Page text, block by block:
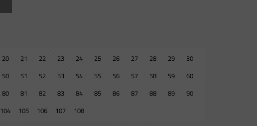
20 21 22 23 24 25 26 27 28 29
30
50 51 52 53 54 55 56 57 58 59
60
80 81 82 83 84 85 86 87 88 89
90
104 105 106 107 108